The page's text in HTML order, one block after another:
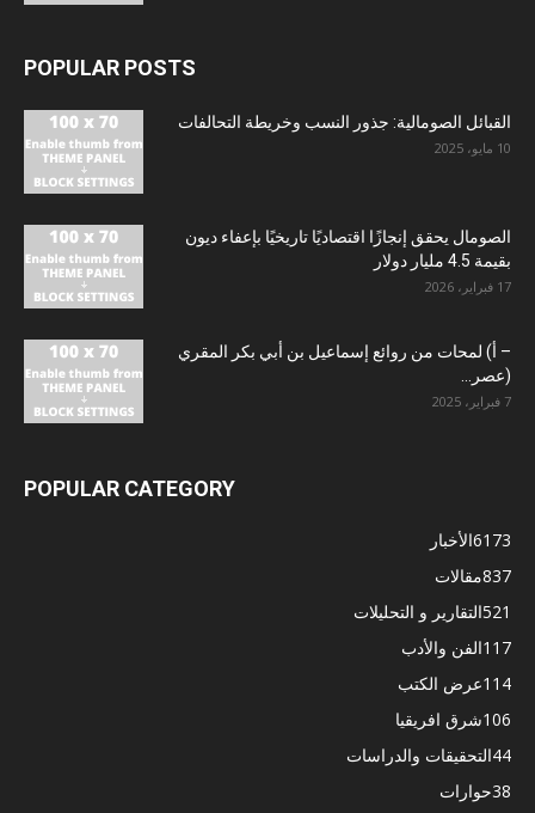
POPULAR POSTS
القبائل الصومالية: جذور النسب وخريطة التحالفات
10 مايو، 2025
الصومال يحقق إنجازًا اقتصاديًا تاريخيًا بإعفاء ديون
بقيمة 4.5 مليار دولار
17 فبراير، 2026
– أ) لمحات من روائع إسماعيل بن أبي بكر المقري
(عصر...
7 فبراير، 2025
POPULAR CATEGORY
الأخبار6173
مقالات837
التقارير و التحليلات521
الفن والأدب117
عرض الكتب114
شرق افريقيا106
التحقيقات والدراسات44
حوارات38